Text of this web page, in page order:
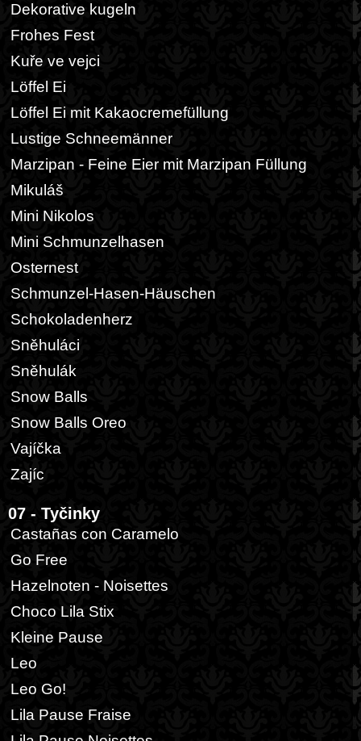
Dekorative kugeln
Frohes Fest
Kuře ve vejci
Löffel Ei
Löffel Ei mit Kakaocremefüllung
Lustige Schneemänner
Marzipan - Feine Eier mit Marzipan Füllung
Mikuláš
Mini Nikolos
Mini Schmunzelhasen
Osternest
Schmunzel-Hasen-Häuschen
Schokoladenherz
Sněhuláci
Sněhulák
Snow Balls
Snow Balls Oreo
Vajíčka
Zajíc
07 - Tyčinky
Castañas con Caramelo
Go Free
Hazelnoten - Noisettes
Choco Lila Stix
Kleine Pause
Leo
Leo Go!
Lila Pause Fraise